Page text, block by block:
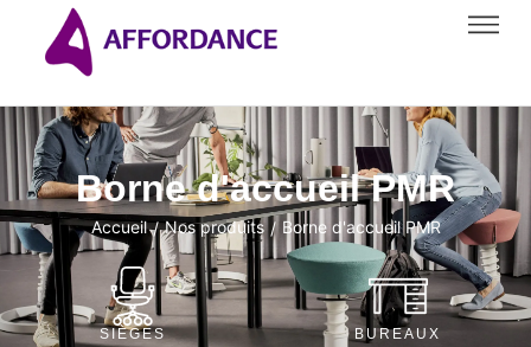
Borne d'accueil PMR
Accueil / Nos produits / Borne d'accueil PMR
SIÈGES BUREAUX